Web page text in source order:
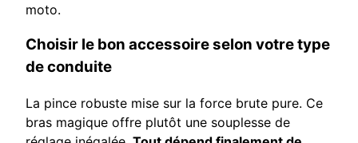
moto.
Choisir le bon accessoire selon votre type
de conduite
La pince robuste mise sur la force brute pure. Ce
bras magique offre plutôt une souplesse de